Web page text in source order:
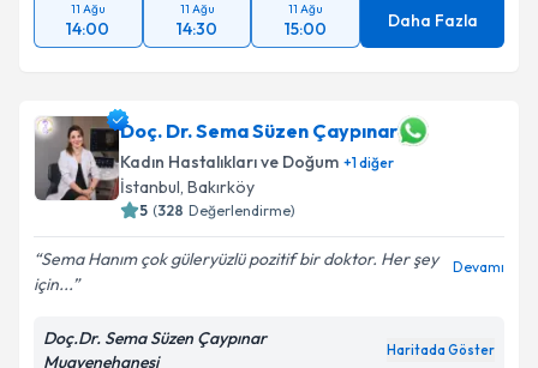
11 Ağu
14:00
11 Ağu
14:30
11 Ağu
15:00 Daha Fazla
Doç. Dr. Sema Süzen Çaypınar
Kadın Hastalıkları ve Doğum +1diğer
İstanbul, Bakırköy
5 (328 Değerlendirme)
Sema Hanım çok güleryüzlü pozitif bir doktor. Her şey
için...
Devamı
Doç.Dr. Sema Süzen Çaypınar
Muayenehanesi
Haritada Göster